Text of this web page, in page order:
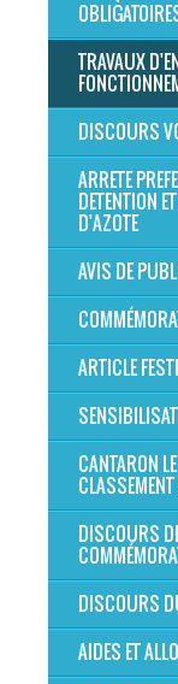
TRAVAUX
DISCOURS
ARRETE
DETENTION
D'AZOTE
AVIS DE
ARTICLE
CANTARON
DISCOURS
DISCOURS
AIDES ET